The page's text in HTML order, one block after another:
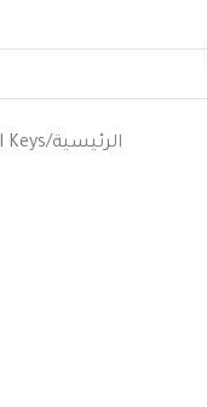
الرئيسية Keys